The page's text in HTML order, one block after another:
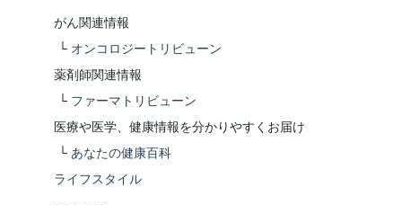
がん関連情報
└ オンコロジートリビューン
薬剤師関連情報
└ ファーマトリビューン
医療や医学、健康情報を分かりやすくお届け
└ あなたの健康百科
ライフスタイル